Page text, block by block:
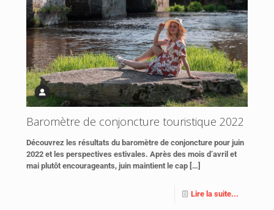
Baromètre de conjoncture touristique 2022
Découvrez les résultats du baromètre de conjoncture pour juin
2022 et les perspectives estivales. Après des mois d’avril et
mai plutôt encourageants, juin maintient le cap […]
Lire la suite...